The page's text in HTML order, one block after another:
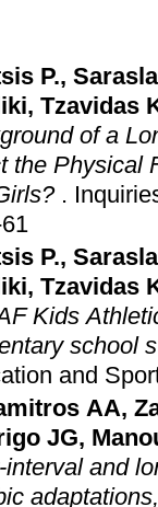
P.,
, Tzavidas
of a
the Physical
.
P.,
, Tzavidas
Kids
school
and
AA,
JG,
interval and